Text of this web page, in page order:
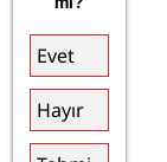
Evet
Hayır